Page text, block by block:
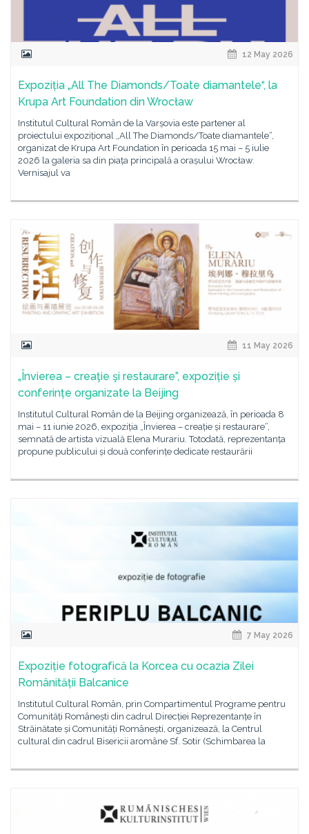
12 May 2026
Expoziția „All The Diamonds/Toate diamantele“, la
Krupa Art Foundation din Wrocław
Institutul Cultural Român de la Varșovia este partener al
proiectului expozițional „All The Diamonds/Toate diamantele“,
organizat de Krupa Art Foundation în perioada 15 mai – 5 iulie
2026 la galeria sa din piața principală a orașului Wrocław.
Vernisajul va
11 May 2026
„Învierea – creaţie şi restaurare”, expoziție și
conferințe organizate la Beijing
Institutul Cultural Român de la Beijing organizează, în perioada 8
mai – 11 iunie 2026, expoziția „Învierea – creație și restaurare”,
semnată de artista vizuală Elena Murariu. Totodată, reprezentanța
propune publicului și două conferințe dedicate restaurării
7 May 2026
Expoziție fotografică la Korcea cu ocazia Zilei
Românității Balcanice
Institutul Cultural Român, prin Compartimentul Programe pentru
Comunități Românești din cadrul Direcției Reprezentanțe în
Străinătate și Comunități Românești, organizează, la Centrul
cultural din cadrul Bisericii aromâne Sf. Sotir (Schimbarea la